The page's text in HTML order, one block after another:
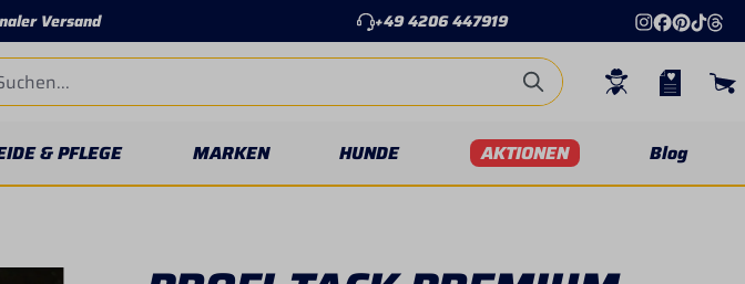
Versand +49 4206 447919
& PFLEGE MARKEN HUNDE AKTIONEN Blog